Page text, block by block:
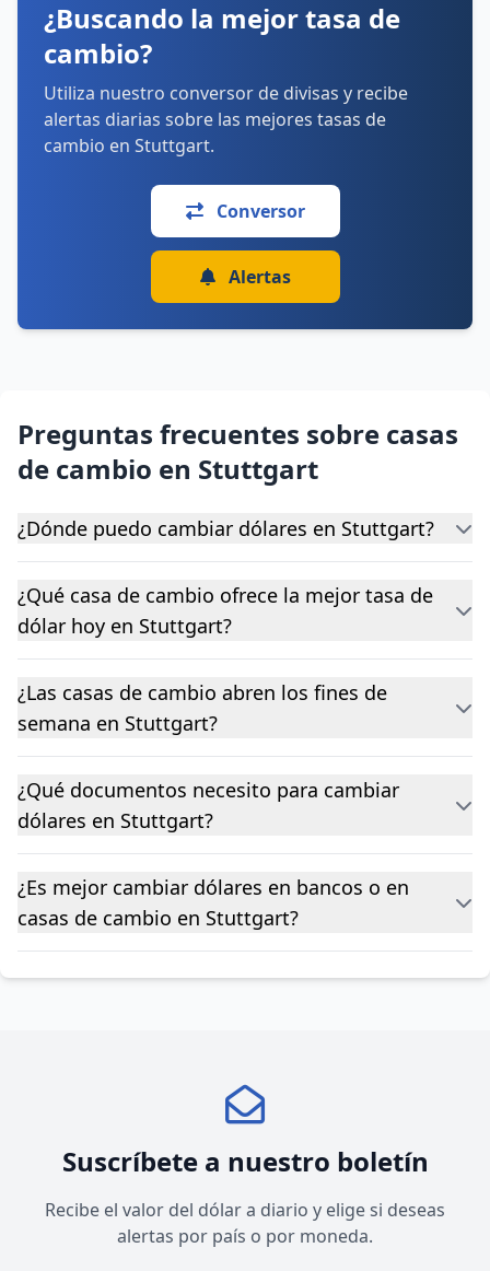
domingo: Cerrado
¿Buscando la mejor tasa de
cambio?
Utiliza nuestro conversor de divisas y recibe
alertas diarias sobre las mejores tasas de
cambio en Stuttgart.
Conversor
Alertas
Preguntas frecuentes sobre casas
de cambio en Stuttgart
¿Dónde puedo cambiar dólares en Stuttgart?
¿Qué casa de cambio ofrece la mejor tasa de
dólar hoy en Stuttgart?
¿Las casas de cambio abren los fines de
semana en Stuttgart?
¿Qué documentos necesito para cambiar
dólares en Stuttgart?
¿Es mejor cambiar dólares en bancos o en
casas de cambio en Stuttgart?
Suscríbete a nuestro boletín
Recibe el valor del dólar a diario y elige si deseas
alertas por país o por moneda.